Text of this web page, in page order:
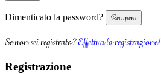
Dimenticato la password?
Se non sei registrato?Effettua la registrazione!
Registrazione